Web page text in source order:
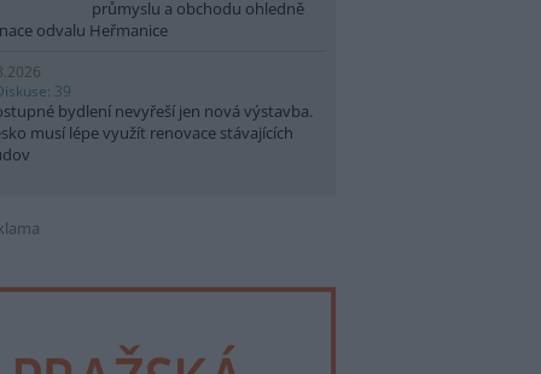
průmyslu a obchodu ohledně
odvalu Heřmanice
39
bydlení nevyřeší jen nová výstavba.
musí lépe využít renovace stávajících